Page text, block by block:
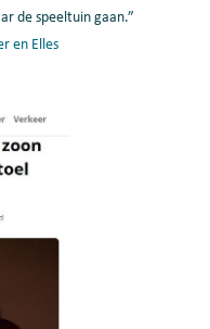
de speeltuin gaan.”
en Elles